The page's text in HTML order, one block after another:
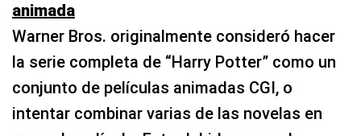
animada
Warner Bros. originalmente consideró hacer
la serie completa de “Harry Potter” como un
conjunto de películas animadas CGI, o
intentar combinar varias de las novelas en